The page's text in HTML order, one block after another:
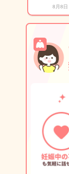
8月8日